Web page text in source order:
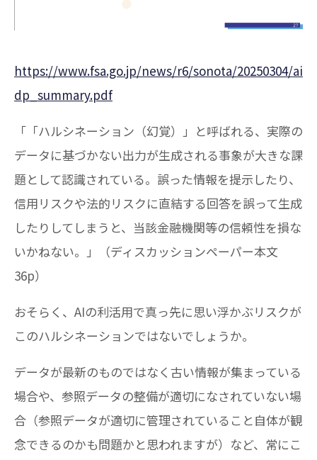
https://www.fsa.go.jp/news/r6/sonota/20250304/ai
dp_summary.pdf
「「ハルシネーション（幻覚）」と呼ばれる、実際の
データに基づかない出力が生成される事象が大きな課
題として認識されている。誤った情報を提示したり、
信用リスクや法的リスクに直結する回答を誤って生成
したりしてしまうと、当該金融機関等の信頼性を損な
いかねない。」（ディスカッションペーパー本文
36p）
おそらく、AIの利活用で真っ先に思い浮かぶリスクが
このハルシネーションではないでしょうか。
データが最新のものではなく古い情報が集まっている
場合や、参照データの整備が適切になされていない場
合（参照データが適切に管理されていること自体が観
念できるのかも問題かと思われますが）など、常にこ